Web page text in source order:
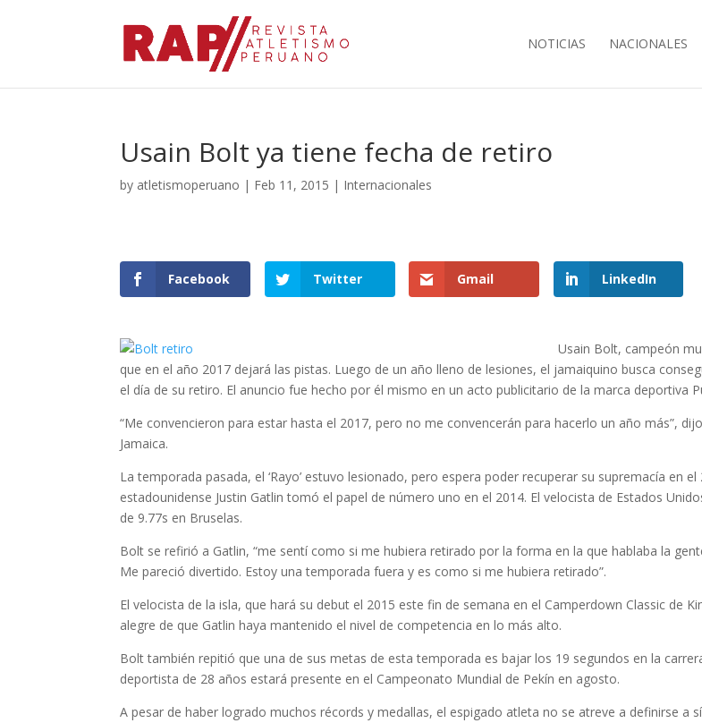
NOTICIAS NACIONALES
Usain Bolt ya tiene fecha de retiro
by atletismoperuano | Feb 11, 2015 | Internacionales
Facebook Twitter Gmail LinkedIn
Usain Bolt, campeón
que en el año 2017 dejará las pistas. Luego de un año lleno de lesiones, el jamaiquino busca
el día de su retiro. El anuncio fue hecho por él mismo en un acto publicitario de la marca deportiva
“Me convencieron para estar hasta el 2017, pero no me convencerán para hacerlo un año más”,
Jamaica.
La temporada pasada, el ‘Rayo’ estuvo lesionado, pero espera poder recuperar su supremacía en el
estadounidense Justin Gatlin tomó el papel de número uno en el 2014. El velocista de Estados
de 9.77s en Bruselas.
Bolt se refirió a Gatlin, “me sentí como si me hubiera retirado por la forma en la que hablaba la
Me pareció divertido. Estoy una temporada fuera y es como si me hubiera retirado”.
El velocista de la isla, que hará su debut el 2015 este fin de semana en el Camperdown Classic de
alegre de que Gatlin haya mantenido el nivel de competencia en lo más alto.
Bolt también repitió que una de sus metas de esta temporada es bajar los 19 segundos en la
deportista de 28 años estará presente en el Campeonato Mundial de Pekín en agosto.
A pesar de haber logrado muchos récords y medallas, el espigado atleta no se atreve a definirse a